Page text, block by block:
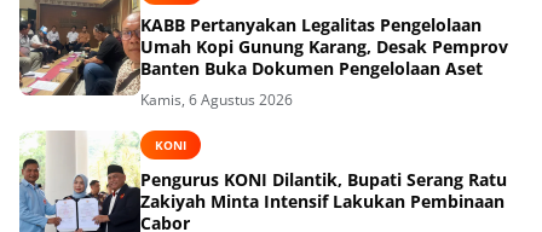
KABB Pertanyakan Legalitas Pengelolaan
Umah Kopi Gunung Karang, Desak Pemprov
Banten Buka Dokumen Pengelolaan Aset
Kamis, 6 Agustus 2026
KONI
Pengurus KONI Dilantik, Bupati Serang Ratu
Zakiyah Minta Intensif Lakukan Pembinaan
Cabor